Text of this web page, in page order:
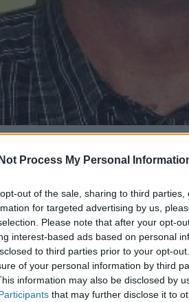
Process My Personal
out of the sale, sharing to third
for targeted advertising by us,
Please note that after your opt-
interest-based ads based on personal
to third parties prior to your opt-
of your personal information by third
information may also be disclosed by
that may further disclose it to